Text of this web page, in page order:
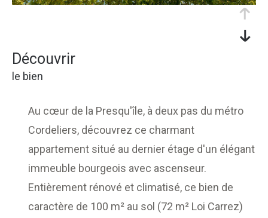
découvrir
le bien
Au cœur de la Presqu'île, à deux pas du métro
Cordeliers, découvrez ce charmant
appartement situé au dernier étage d'un élégant
immeuble bourgeois avec ascenseur.
Entièrement rénové et climatisé, ce bien de
caractère de 100 m² au sol (72 m² Loi Carrez)